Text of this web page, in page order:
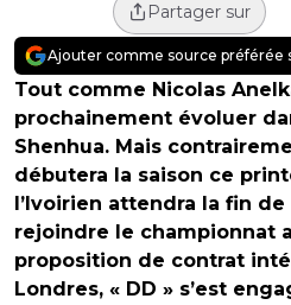
Partager sur
Ajouter comme source préférée
Tout comme Nicolas
prochainement évoluer
Shenhua. Mais
débutera la saison ce
l’Ivoirien attendra la fin
rejoindre le championnat
proposition de contrat
Londres, « DD » s’est